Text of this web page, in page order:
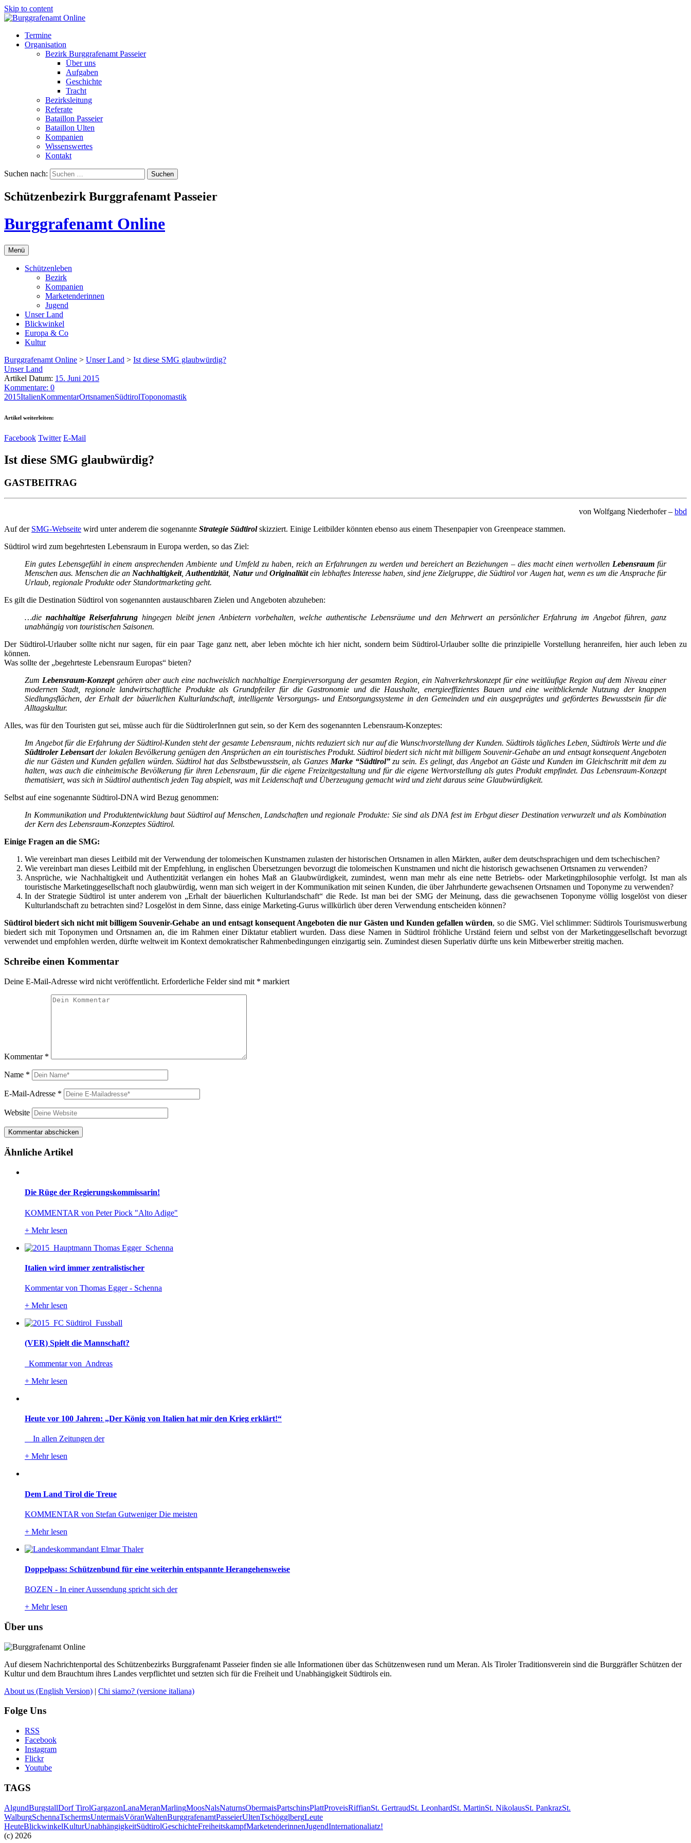
Skip to content
Termine
Organisation
Bezirk Burggrafenamt Passeier
Über uns
Aufgaben
Geschichte
Tracht
Bezirksleitung
Referate
Bataillon Passeier
Bataillon Ulten
Kompanien
Wissenswertes
Kontakt
Suchen nach:
Schützenbezirk Burggrafenamt Passeier
Burggrafenamt Online
Menü
Schützenleben
Bezirk
Kompanien
Marketenderinnen
Jugend
Unser Land
Blickwinkel
Europa & Co
Kultur
Burggrafenamt Online > Unser Land > Ist diese SMG glaubwürdig?
Unser Land
Artikel Datum: 15. Juni 2015
Kommentare: 0
2015ItalienKommentarOrtsnamenSüdtirolToponomastik
Artikel weiterleiten:
Facebook Twitter E-Mail
Ist diese SMG glaubwürdig?
GASTBEITRAG
von Wolfgang Niederhofer – bbd
Auf der SMG-Webseite wird unter anderem die sogenannte Strategie Südtirolskizziert. Einige Leitbilder könnten ebenso aus einem Thesenpapier von Greenpeace stammen.
Südtirol wird zum begehrtesten Lebensraum in Europa werden, so das Ziel:
Ein gutes Lebensgefühl in einem ansprechenden Ambiente und Umfeld zu haben, reich an Erfahrungen zu werden und bereichert an Beziehungen – dies macht einen wertvollen Lebensraumfür
Menschen aus. Menschen die an Nachhaltigkeit,Authentizität, Naturund Originalitätein lebhaftes Interesse haben, sind jene Zielgruppe, die Südtirol vor Augen hat, wenn es um die Ansprache für
Urlaub, regionale Produkte oder Standortmarketing geht.
Es gilt die Destination Südtirol von sogenannten austauschbaren Zielen und Angeboten abzuheben:
…die nachhaltige Reiserfahrung hingegen bleibt jenen Anbietern vorbehalten, welche authentische Lebensräume und den Mehrwert an persönlicher Erfahrung im Angebot führen, ganz
unabhängig von touristischen Saisonen.
Der Südtirol-Urlauber sollte nicht nur sagen, für ein paar Tage ganz nett, aber leben möchte ich hier nicht, sondern beim Südtirol-Urlauber sollte die prinzipielle Vorstellung heranreifen, hier auch leben zu
können.
Was sollte der „begehrteste Lebensraum Europas“ bieten?
Zum Lebensraum-Konzeptgehören aber auch eine nachweislich nachhaltige Energieversorgung der gesamten Region, ein Nahverkehrskonzept für eine weitläufige Region auf dem Niveau einer
modernen Stadt, regionale landwirtschaftliche Produkte als Grundpfeiler für die Gastronomie und die Haushalte, energieeffizientes Bauen und eine weitblickende Nutzung der knappen
Siedlungsflächen, der Erhalt der bäuerlichen Kulturlandschaft, intelligente Versorgungs- und Entsorgungssysteme in den Gemeinden und ein ausgeprägtes und gefördertes Bewusstsein für die
Alltagskultur.
Alles, was für den Touristen gut sei, müsse auch für die SüdtirolerInnen gut sein, so der Kern des sogenannten Lebensraum-Konzeptes:
Im Angebot für die Erfahrung der Südtirol-Kunden steht der gesamte Lebensraum, nichts reduziert sich nur auf die Wunschvorstellung der Kunden. Südtirols tägliches Leben, Südtirols Werte und die
Südtiroler Lebensartder lokalen Bevölkerung genügen den Ansprüchen an ein touristisches Produkt. Südtirol biedert sich nicht mit billigem Souvenir-Gehabe an und entsagt konsequent Angeboten
die nur Gästen und Kunden gefallen würden. Südtirol hat das Selbstbewusstsein, als Ganzes Marke “Südtirol”zu sein. Es gelingt, das Angebot an Gäste und Kunden im Gleichschritt mit dem zu
halten, was auch die einheimische Bevölkerung für ihren Lebensraum, für die eigene Freizeitgestaltung und für die eigene Wertvorstellung als gutes Produkt empfindet. Das Lebensraum-Konzept
thematisiert, was sich in Südtirol authentisch jeden Tag abspielt, was mit Leidenschaft und Überzeugung gemacht wird und zieht daraus seine Glaubwürdigkeit.
Selbst auf eine sogenannte Südtirol-DNA wird Bezug genommen:
In Kommunikation und Produktentwicklung baut Südtirol auf Menschen, Landschaften und regionale Produkte: Sie sind als DNA fest im Erbgut dieser Destination verwurzelt und als Kombination
der Kern des Lebensraum-Konzeptes Südtirol.
Einige Fragen an die SMG:
Wie vereinbart man dieses Leitbild mit der Verwendung der tolomeischen Kunstnamen zulasten der historischen Ortsnamen in allen Märkten, außer dem deutschsprachigen und dem tschechischen?
Wie vereinbart man dieses Leitbild mit der Empfehlung, in englischen Übersetzungen bevorzugt die tolomeischen Kunstnamen und nicht die historisch gewachsenen Ortsnamen zu verwenden?
Ansprüche, wie Nachhaltigkeit und Authentizität verlangen ein hohes Maß an Glaubwürdigkeit, zumindest, wenn man mehr als eine nette Betriebs- oder Marketingphilosophie verfolgt. Ist man als
touristische Marketinggesellschaft noch glaubwürdig, wenn man sich weigert in der Kommunikation mit seinen Kunden, die über Jahrhunderte gewachsenen Ortsnamen und Toponyme zu verwenden?
In der Strategie Südtirol ist unter anderem von „Erhalt der bäuerlichen Kulturlandschaft“ die Rede. Ist man bei der SMG der Meinung, dass die gewachsenen Toponyme völlig losgelöst von dieser
Kulturlandschaft zu betrachten sind? Losgelöst in dem Sinne, dass einige Marketing-Gurus willkürlich über deren Verwendung entscheiden können?
Südtirol biedert sich nicht mit billigem Souvenir-Gehabe an und entsagt konsequent Angeboten die nur Gästen und Kunden gefallen würden, so die SMG. Viel schlimmer: Südtirols Tourismuswerbung
biedert sich mit Toponymen und Ortsnamen an, die im Rahmen einer Diktatur etabliert wurden. Dass diese Namen in Südtirol fröhliche Urständ feiern und selbst von der Marketinggesellschaft bevorzugt
verwendet und empfohlen werden, dürfte weltweit im Kontext demokratischer Rahmenbedingungen einzigartig sein. Zumindest diesen Superlativ dürfte uns kein Mitbewerber streitig machen.
Schreibe einen Kommentar
Deine E-Mail-Adresse wird nicht veröffentlicht. Erforderliche Felder sind mit * markiert
Kommentar *
Name *
E-Mail-Adresse *
Website
Ähnliche Artikel
Die Rüge der Regierungskommissarin!
KOMMENTAR von Peter Piock "Alto Adige"
+ Mehr lesen
Italien wird immer zentralistischer
Kommentar von Thomas Egger - Schenna
+ Mehr lesen
(VER) Spielt die Mannschaft?
Kommentar von Andreas
+ Mehr lesen
Heute vor 100 Jahren: „Der König von Italien hat mir den Krieg erklärt!“
In allen Zeitungen der
+ Mehr lesen
Dem Land Tirol die Treue
KOMMENTAR von Stefan Gutweniger Die meisten
+ Mehr lesen
Doppelpass: Schützenbund für eine weiterhin entspannte Herangehensweise
BOZEN - In einer Aussendung spricht sich der
+ Mehr lesen
Über uns
Auf diesem Nachrichtenportal des Schützenbezirks Burggrafenamt Passeier finden sie alle Informationen über das Schützenwesen rund um Meran. Als Tiroler Traditionsverein sind die Burggräfler Schützen der
Kultur und dem Brauchtum ihres Landes verpflichtet und setzten sich für die Freiheit und Unabhängigkeit Südtirols ein.
About us (English Version) | Chi siamo? (versione italiana)
Folge Uns
RSS
Facebook
Instagram
Flickr
Youtube
TAGS
AlgundBurgstallDorf TirolGargazonLanaMeranMarlingMoosNalsNaturnsObermaisPartschinsPlattProveisRiffianSt. GertraudSt. LeonhardSt. MartinSt. NikolausSt. PankrazSt.
WalburgSchennaTschermsUntermaisVöranWaltenBurggrafenamtPasseierUltenTschögglbergLeute
HeuteBlickwinkelKulturUnabhängigkeitSüdtirolGeschichteFreiheitskampfMarketenderinnenJugendInternationaliatz!
(c) 2026